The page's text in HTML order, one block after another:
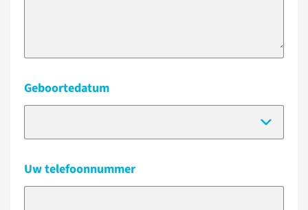
Geboortedatum
Uw telefoonnummer